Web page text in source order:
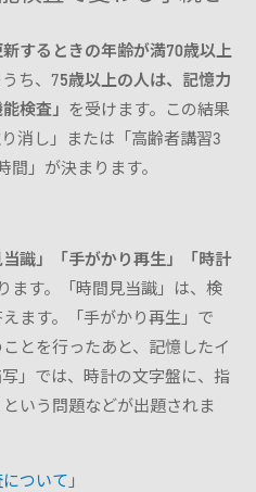
するときの年齢が満70歳以上
ち、75歳以上の人は、記憶力
検査」 を受けます。この結果
消し」または「高齢者講習3
」が決まります。
当識」「手がかり再生」「時計
ます。「時間見当識」は、検
ます。「手がかり再生」で
とを行ったあと、記憶したイ
」では、時計の文字盤に、指
いう問題などが出題されま
ついて 」